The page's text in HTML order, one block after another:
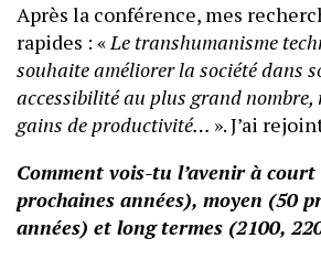
Après la conférence, mes
rapides : «Le transhumanisme
souhaite améliorer la société dans
accessibilité au plus grand
gains de productivité… ». J’ai
Comment vois-tu l’avenir à
prochaines années), moyen (50
années) et long termes (2100,